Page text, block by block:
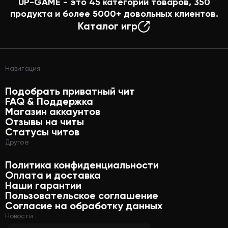
UP-GAME - это 45категорий товаров, 350
продукта и более 5000+ довольных клиентов.
Каталог игр
Навигация
Подобрать приватный чит
FAQ & Поддержка
Магазин аккаунтов
Отзывы на читы
Статусы читов
Другое
Политика конфиденциальности
Оплата и доставка
Наши гарантии
Пользовательское соглашение
Согласие на обработку данных
Новости